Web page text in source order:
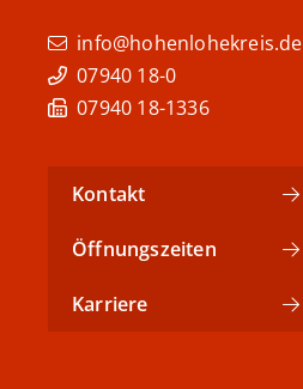
info@hohenlohekreis.de
07940 18-0
07940 18-1336
Kontakt
Öffnungszeiten
Karriere